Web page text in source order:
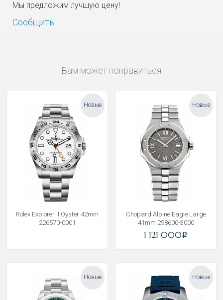
Мы предложим лучшую цену!
Сообщить
Вам может понравиться
Новые
Rolex Explorer II Oyster 42mm
226570-0001
Новые
Chopard Alpine Eagle Large
41mm 298600-3000
1 121 000i
Новые Новые